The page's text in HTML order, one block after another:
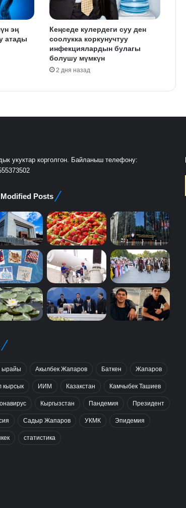
эң
атады
Кеңседе кулердеги суу ден
соолукка коркунучтуу
инфекциялардын булагы
болушу мүмкүн
2 дня назад
укуктар корголгон. Байланыш телефону:
Modified Posts
ырайы Акылбек Жапаров Баткен Жапаров
кырсык ИИМ Казакстан Камчыбек Ташиев
Кыргызстан Пандемия Президент
Садыр Жапаров УКМК Эпидемия
статистика